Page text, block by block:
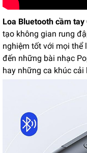
Loa Bluetooth cầm
tạo không gian rung
nghiệm tốt với mọi thể
đến những bài nhạc
hay những ca khúc cải